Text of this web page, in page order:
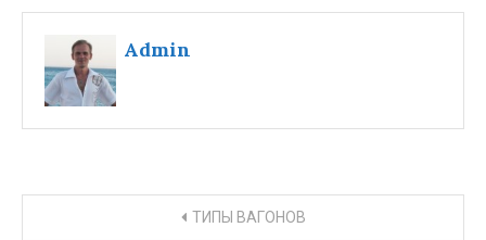
Admin
Навигация по записям
ТИПЫ ВАГОНОВ